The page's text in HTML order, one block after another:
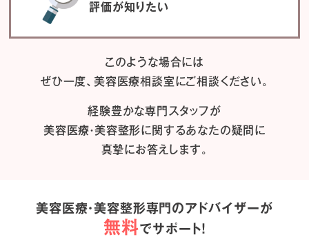
評価が知りたい
このような場合には
ぜひ一度、美容医療相談室にご相談ください。
経験豊かな専門スタッフが
美容医療・美容整形に関するあなたの疑問に
真摯にお答えします。
美容医療・美容整形専門のアドバイザーが
無料でサポート！